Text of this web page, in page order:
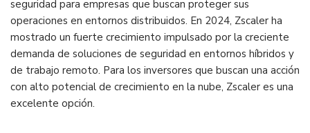
seguridad para empresas que buscan proteger sus
operaciones en entornos distribuidos. En 2024, Zscaler ha
mostrado un fuerte crecimiento impulsado por la creciente
demanda de soluciones de seguridad en entornos híbridos y
de trabajo remoto. Para los inversores que buscan una acción
con alto potencial de crecimiento en la nube, Zscaler es una
excelente opción​.